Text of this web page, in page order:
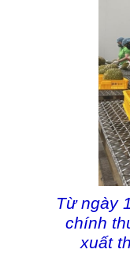
Từ ngày
chính
xuất